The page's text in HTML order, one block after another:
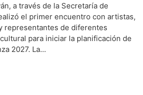
a través de la Secretaría de
el primer encuentro con artistas,
representantes de diferentes
para iniciar la planificación de
2027. La...